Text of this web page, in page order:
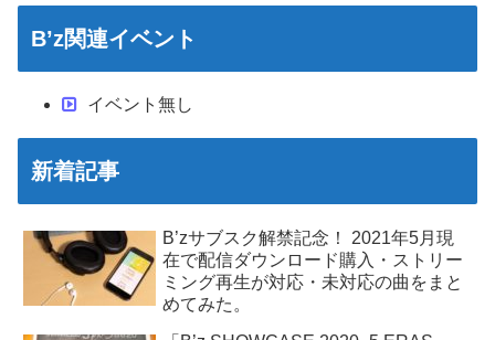
B’z関連イベント
イベント無し
新着記事
B’zサブスク解禁記念！ 2021年5月現
在で配信ダウンロード購入・ストリー
ミング再生が対応・未対応の曲をまと
めてみた。